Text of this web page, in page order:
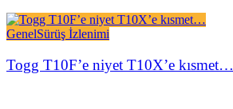
GenelSürüş İzlenimi
Togg T10F’e niyet T10X’e kısmet…